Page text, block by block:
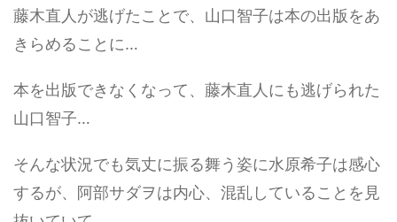
藤木直人が逃げたことで、山口智子は本の出版をあ
きらめることに…
本を出版できなくなって、藤木直人にも逃げられた
山口智子…
そんな状況でも気丈に振る舞う姿に水原希子は感心
するが、阿部サダヲは内心、混乱していることを見